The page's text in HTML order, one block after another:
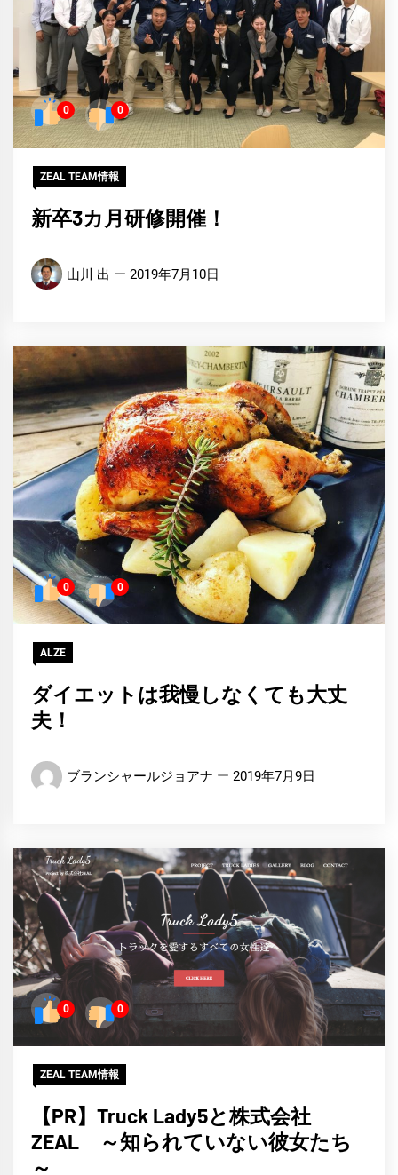
0 0
ZEAL TEAM情報
新卒3カ月研修開催！
山川 出 2019年7月10日
0 0
ALZE
ダイエットは我慢しなくても大丈
夫！
ブランシャールジョアナ 2019年7月9日
0 0
ZEAL TEAM情報
【PR】Truck Lady5と株式会社
ZEAL ～知られていない彼女たち
～